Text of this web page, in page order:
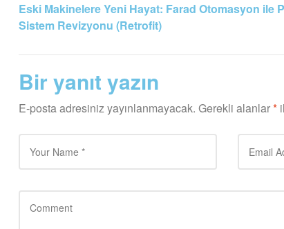
Eski Makinelere Yeni Hayat: Farad Otomasyon ile
Sistem Revizyonu (Retrofit)
Bir yanıt yazın
E-posta adresiniz yayınlanmayacak. Gerekli alanlar*